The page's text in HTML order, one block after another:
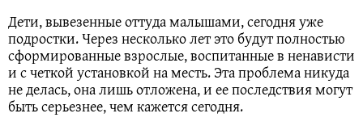
Дети, вывезенные оттуда малышами, сегодня уже
подростки. Через несколько лет это будут полностью
сформированные взрослые, воспитанные в ненависти
и с четкой установкой на месть. Эта проблема никуда
не делась, она лишь отложена, и ее последствия могут
быть серьезнее, чем кажется сегодня.